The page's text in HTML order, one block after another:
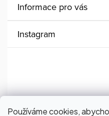
Používáme cookies,
Informace pro vás
Instagram